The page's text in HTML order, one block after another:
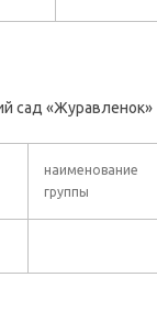
сад «Журавленок»
наименование
группы